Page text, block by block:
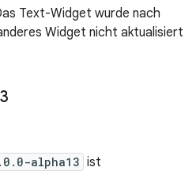
Text-Widget wurde nach
Widget nicht aktualisiert
alpha13 ist